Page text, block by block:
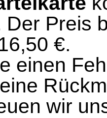
Der Preis
€.
einen
wir